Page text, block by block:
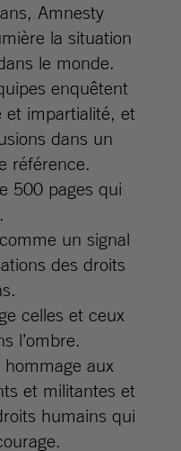
Amnesty
la situation
le monde.
enquêtent
et impartialité, et
dans un
référence.
500 pages qui
un signal
des droits
celles et ceux
l’ombre.
aux
et militantes et
humains qui